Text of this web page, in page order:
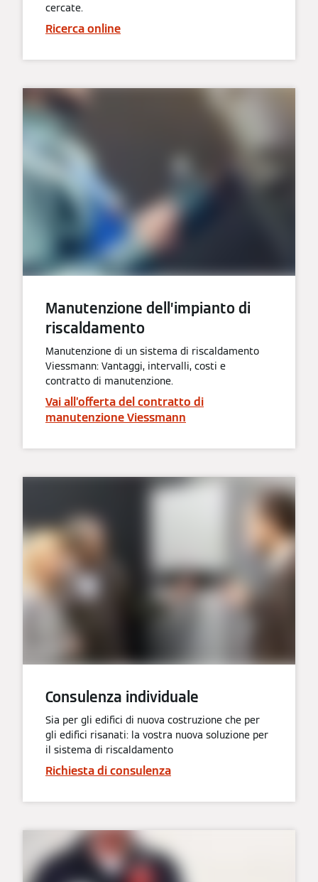
cercate.
Ricerca online
Manutenzione dell’impianto di
riscaldamento
Manutenzione di un sistema di riscaldamento
Viessmann: Vantaggi, intervalli, costi e
contratto di manutenzione.
Vai all’offerta del contratto di
manutenzione Viessmann
Consulenza individuale
Sia per gli edifici di nuova costruzione che per
gli edifici risanati: la vostra nuova soluzione per
il sistema di riscaldamento
Richiesta di consulenza